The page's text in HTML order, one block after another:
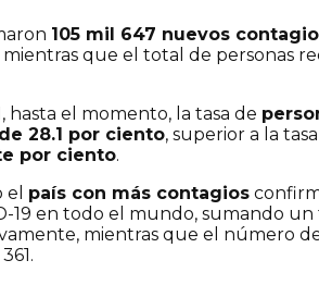
105 mil 647 nuevos
mientras que el total de personas
hasta el momento, la tasa de
28.1 por ciento, superior a la
por ciento.
país con más contagios
19 en todo el mundo, sumando
mientras que el número